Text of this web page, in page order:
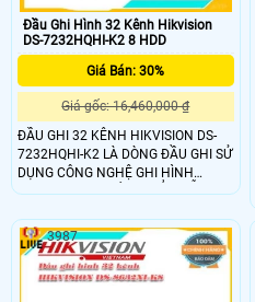
Đầu Ghi Hình 32 Kênh Hikvision
DS-7232HQHI-K2 8 HDD
Giá Bán: 30%
Giá gốc: 16,460,000 ₫
ĐẦU GHI 32 KÊNH HIKVISION DS-
7232HQHI-K2 LÀ DÒNG ĐẦU GHI SỬ
DỤNG CÔNG NGHỆ GHI HÌNH
TURBO HD 4.0. SẢN PHẨM HỖ TRỢ
UHD (3840 × 2160). SẢN PHẨM SỬ
DỤNG CÔNG NGHỆ HÌNH GHỈ TIẾT
KIỆM DUNG LƯỢNG BỘ NHỚ - H
3987